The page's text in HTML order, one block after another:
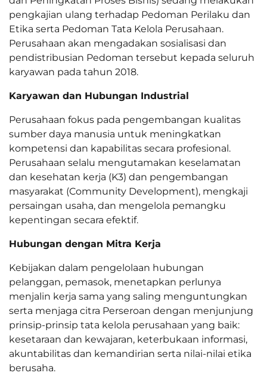
pengkajian ulang terhadap Pedoman Perilaku dan
Etika serta Pedoman Tata Kelola Perusahaan.
Perusahaan akan mengadakan sosialisasi dan
pendistribusian Pedoman tersebut kepada seluruh
karyawan pada tahun 2018.
Karyawan dan Hubungan Industrial
Perusahaan fokus pada pengembangan kualitas
sumber daya manusia untuk meningkatkan
kompetensi dan kapabilitas secara profesional.
Perusahaan selalu mengutamakan keselamatan
dan kesehatan kerja (K3) dan pengembangan
masyarakat (Community Development), mengkaji
persaingan usaha, dan mengelola pemangku
kepentingan secara efektif.
Hubungan dengan Mitra Kerja
Kebijakan dalam pengelolaan hubungan
pelanggan, pemasok, menetapkan perlunya
menjalin kerja sama yang saling menguntungkan
serta menjaga citra Perseroan dengan menjunjung
prinsip-prinsip tata kelola perusahaan yang baik:
kesetaraan dan kewajaran, keterbukaan informasi,
akuntabilitas dan kemandirian serta nilai-nilai etika
berusaha.